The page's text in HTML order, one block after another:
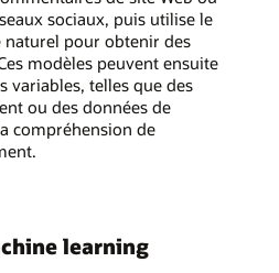
sociaux, puis utilise le
pour obtenir des
modèles peuvent ensuite
variables, telles que des
ou des données de
compréhension de
learning